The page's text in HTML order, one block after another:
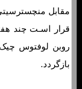
مقابل
قرار اسـت چند
روبن لوفتوس چیک
بازگردد.